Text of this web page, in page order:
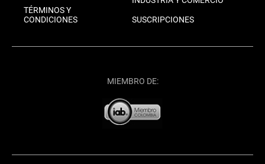
TÉRMINOS Y
CONDICIONES
SUSCRIPCIONES
MIEMBRO DE: